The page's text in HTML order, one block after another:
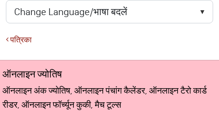
पत्रिका
ऑनलाइन ज्योतिष
ऑनलाइन अंक ज्योतिष, ऑनलाइन पंचांग कैलेंडर, ऑनलाइन टैरो कार्ड
रीडर, ऑनलाइन फॉर्च्यून कुकी, मैच टूल्स